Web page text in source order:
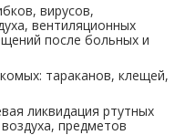
вирусов,
вентиляционных
после больных и
тараканов, клещей,
ликвидация ртутных
предметов